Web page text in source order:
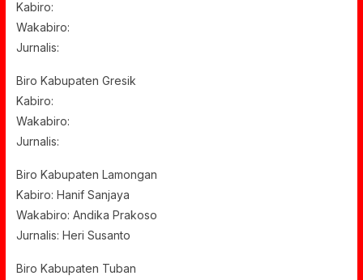
Kabiro:
Wakabiro:
Jurnalis:
Biro Kabupaten Gresik
Kabiro:
Wakabiro:
Jurnalis:
Biro Kabupaten Lamongan
Kabiro: Hanif Sanjaya
Wakabiro: Andika Prakoso
Jurnalis: Heri Susanto
Biro Kabupaten Tuban